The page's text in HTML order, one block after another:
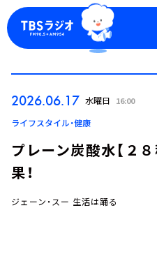
ログイン
2026.06.17 水曜日 16:00
ライフスタイル・健康
プレーン炭酸水【２
果！
ジェーン・スー 生活は踊る